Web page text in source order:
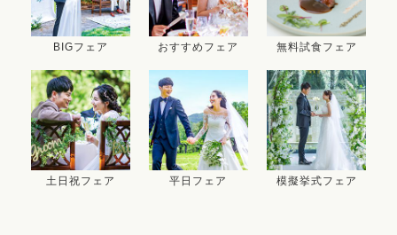
BIGフェア おすすめフェア 無料試食フェア
土日祝フェア 平日フェア 模擬挙式フェア